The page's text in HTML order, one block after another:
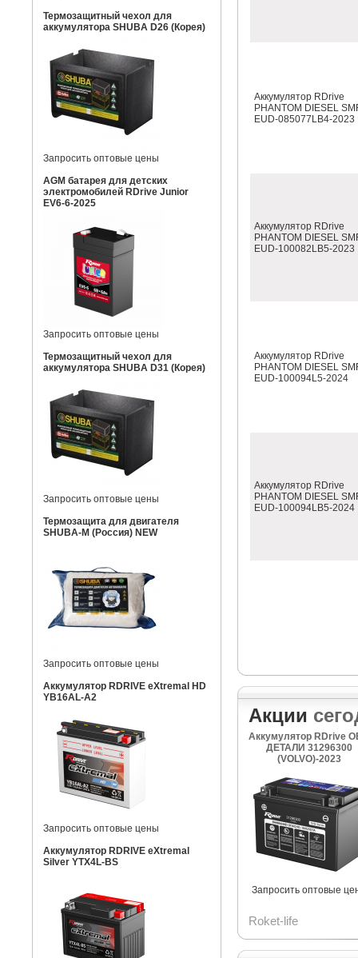
Термозащитный чехол для
аккумулятора SHUBA D26 (Корея)
Запросить оптовые цены
AGM батарея для детских
электромобилей RDrive Junior
EV6-6-2025
Запросить оптовые цены
Термозащитный чехол для
аккумулятора SHUBA D31 (Корея)
Запросить оптовые цены
Термозащита для двигателя
SHUBA-M (Россия) NEW
Запросить оптовые цены
Аккумулятор RDRIVE eXtremal HD
YB16AL-A2
Запросить оптовые цены
Аккумулятор RDRIVE eXtremal
Silver YTX4L-BS
Аккумулятор RDrive
PHANTOM DIESEL
EUD-085077LB4-2023
Аккумулятор RDrive
PHANTOM DIESEL
EUD-100082LB5-2023
Аккумулятор RDrive
PHANTOM DIESEL
EUD-100094L5-2024
Аккумулятор RDrive
PHANTOM DIESEL
EUD-100094LB5-2024
Акции
Аккумулятор RDrive
ДЕТАЛИ 31296300
(VOLVO)-2023
Запросить оптовые
Roket-life